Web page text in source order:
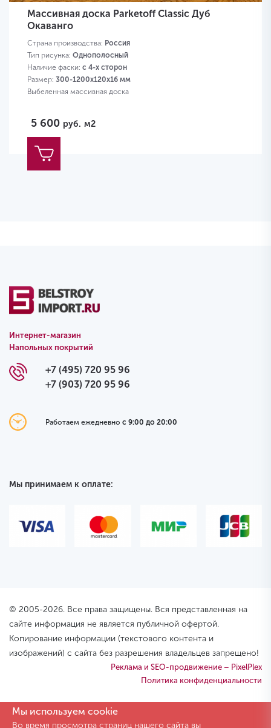
Массивная доска Parketoff Classic Дуб
Окаванго
Страна производства: Россия
Тип рисунка: Однополосный
Наличие фаски: с 4-х сторон
Размер: 300-1200х120х16 мм
Выбеленная массивная доска
5 600 руб. м2
Интернет-магазин
Напольных покрытий
+7 (495) 720 95 96
+7 (903) 720 95 96
Работаем ежедневно с 9:00 до 20:00
Мы принимаем к оплате:
© 2005-2026. Все права защищены. Вся представленная на
сайте информация не является публичной офертой.
Копирование информации (текстового контента и
изображений) с сайта без разрешения владельцев запрещено!
Реклама и SEO-продвижение – PixelPlex
Политика конфиденциальности
Мы используем cookie
Во время просмотра страниц нашего сайта вы